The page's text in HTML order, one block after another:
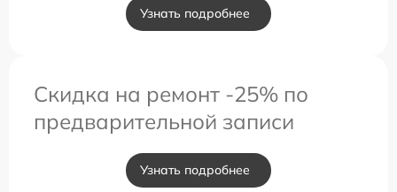
Узнать подробнее
Скидка на ремонт -25% по
предварительной записи
Узнать подробнее